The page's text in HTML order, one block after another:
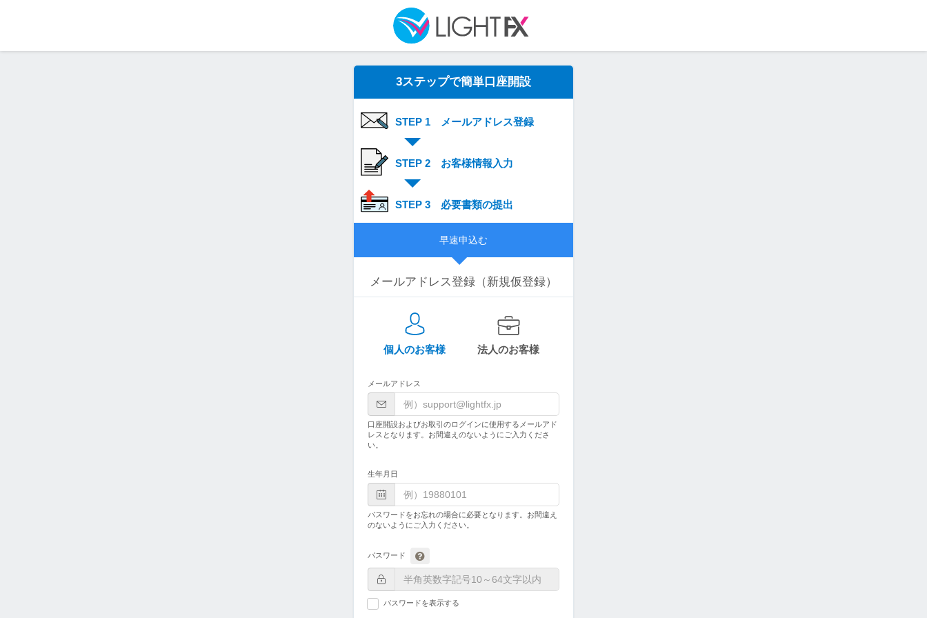
3ステップで簡単口座開設
STEP 1 メールアドレス登録
STEP 2 お客様情報入力
STEP 3 必要書類の提出
早速申込む
メールアドレス登録（新規仮登録）
個人のお客様 法人のお客様
メールアドレス
口座開設およびお取引のログインに使用するメールアド
レスとなります。お間違えのないようにご入力くださ
い。
生年月日
パスワードをお忘れの場合に必要となります。お間違え
のないようにご入力ください。
パスワード
パスワードを表示する